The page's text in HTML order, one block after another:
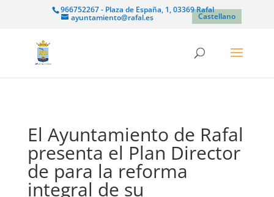
966752267 - Plaza de España, 1, 03369 Rafal
ayuntamiento@rafal.es Castellano
El Ayuntamiento de Rafal
presenta el Plan Director
de para la reforma
integral de su